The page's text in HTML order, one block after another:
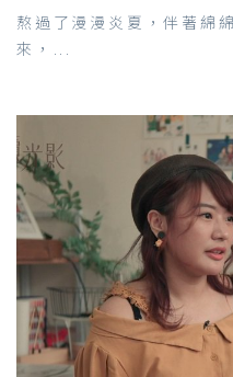
熬過了漫漫炎夏，伴著綿
來，...